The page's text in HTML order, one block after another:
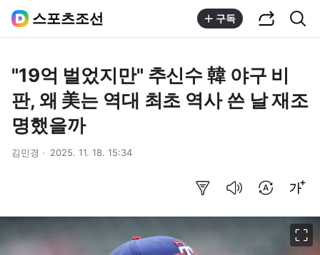
스포츠조선 구독
"19억 벌었지만" 추신수 韓 야구 비
판, 왜 美는 역대 최초 역사 쓴 날 재조
명했을까
김민경 2025. 11. 18. 15:34